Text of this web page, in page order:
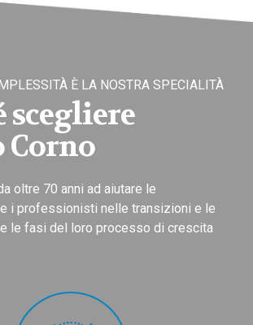
È LA NOSTRA SPECIALITÀ
scegliere
Corno
oltre 70 anni ad aiutare le
i professionisti nelle transizioni e le
le fasi del loro processo di crescita